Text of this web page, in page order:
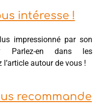
intéresse !
impressionné par son
Parlez-en dans les
autour de vous !
recommande